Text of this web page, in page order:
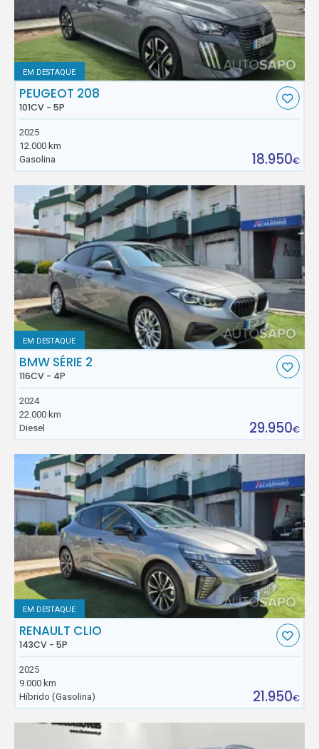
EM DESTAQUE
PEUGEOT 208
101CV - 5P
2025
12.000 km
Gasolina
18.950€
EM DESTAQUE
BMW SÉRIE 2
116CV - 4P
2024
22.000 km
Diesel
29.950€
EM DESTAQUE
RENAULT CLIO
143CV - 5P
2025
9.000 km
Híbrido (Gasolina)
21.950€